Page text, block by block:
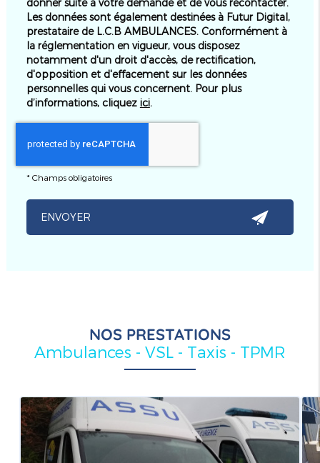
donner suite à votre demande et de vous recontacter.
Les données sont également destinées à Futur Digital,
prestataire de L.C.B AMBULANCES. Conformément à
la réglementation en vigueur, vous disposez
notamment d'un droit d'accès, de rectification,
d'opposition et d'effacement sur les données
personnelles qui vous concernent. Pour plus
d’informations, cliquez ici.
* Champs obligatoires
NOS PRESTATIONS
Ambulances - VSL - Taxis - TPMR